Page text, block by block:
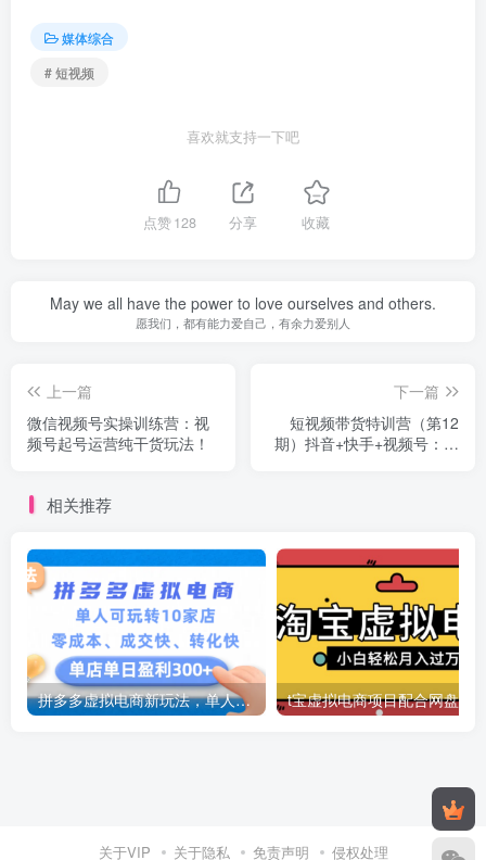
媒体综合
# 短视频
喜欢就支持一下吧
点赞128 分享 收藏
May we all have the power to love ourselves and others.
愿我们，都有能力爱自己，有余力爱别人
上一篇
微信视频号实操训练营：视
频号起号运营纯干货玩法！
下一篇
短视频带货特训营（第12
期）抖音+快手+视频号：收
相关推荐
拼多多虚拟电商新玩法，单人可玩转10家店，零成本、成交快、转化快，号称单店单日可盈利300+
关于VIP 关于隐私 免责声明 侵权处理